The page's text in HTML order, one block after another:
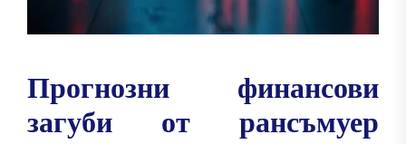
Прогнозни финансови
загуби от рансъмуер